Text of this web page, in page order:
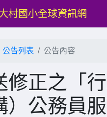
村國小全球資訊網
公告列表 公告內容
修正之「
）公務員